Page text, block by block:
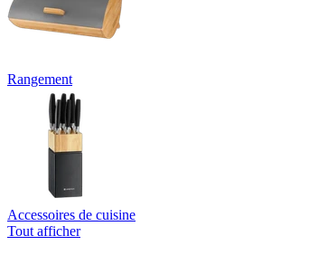
Rangement
Accessoires de cuisine
Tout afficher